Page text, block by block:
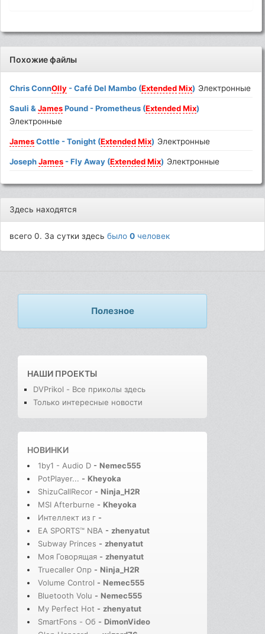
Похожие файлы
Chris ConnOlly - Café Del Mambo (Extended Mix) Электронные
Sauli &JamesPound - Prometheus (Extended Mix)
Электронные
JamesCottle - Tonight (Extended Mix) Электронные
JosephJames - Fly Away (Extended Mix) Электронные
Здесь находятся
всего 0. За сутки здесьбыло0 человек
Полезное
НАШИ ПРОЕКТЫ
DVPrikol - Все приколы здесь
Только интересные новости
НОВИНКИ
1by1 - Audio D - Nemec555
PotPlayer... - Kheyoka
ShizuCallRecor - Ninja_H2R
MSI Afterburne - Kheyoka
Интеллект из г -
EA SPORTS™ NBA - zhenyatut
Subway Princes - zhenyatut
Моя Говорящая - zhenyatut
Truecaller Опр - Ninja_H2R
Volume Control - Nemec555
Bluetooth Volu - Nemec555
My Perfect Hot - zhenyatut
SmartFons - Об - DimonVideo